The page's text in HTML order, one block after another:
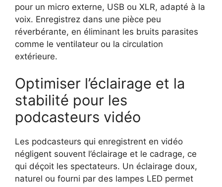
pour un micro externe, USB ou XLR, adapté à la
voix. Enregistrez dans une pièce peu
réverbérante, en éliminant les bruits parasites
comme le ventilateur ou la circulation
extérieure.
Optimiser l’éclairage et la
stabilité pour les
podcasteurs vidéo
Les podcasteurs qui enregistrent en vidéo
négligent souvent l’éclairage et le cadrage, ce
qui déçoit les spectateurs. Un éclairage doux,
naturel ou fourni par des lampes LED permet